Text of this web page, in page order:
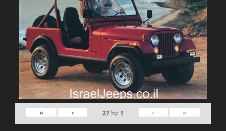
«
‹
1 של27
›
»